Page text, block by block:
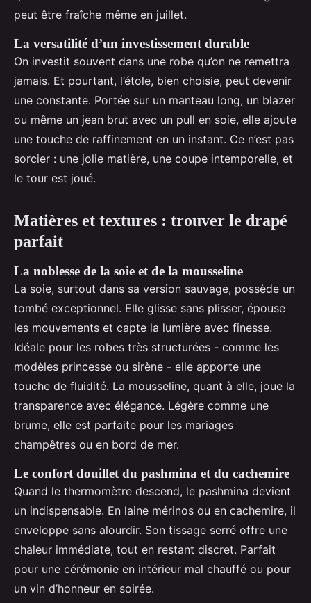
peut être fraîche même en juillet.
La versatilité d’un investissement durable
On investit souvent dans une robe qu’on ne remettra
jamais. Et pourtant, l’étole, bien choisie, peut devenir
une constante. Portée sur un manteau long, un blazer
ou même un jean brut avec un pull en soie, elle ajoute
une touche de raffinement en un instant. Ce n’est pas
sorcier : une jolie matière, une coupe intemporelle, et
le tour est joué.
Matières et textures : trouver le drapé
parfait
La noblesse de la soie et de la mousseline
La soie, surtout dans sa version sauvage, possède un
tombé exceptionnel. Elle glisse sans plisser, épouse
les mouvements et capte la lumière avec finesse.
Idéale pour les robes très structurées - comme les
modèles princesse ou sirène - elle apporte une
touche de fluidité. La mousseline, quant à elle, joue la
transparence avec élégance. Légère comme une
brume, elle est parfaite pour les mariages
champêtres ou en bord de mer.
Le confort douillet du pashmina et du cachemire
Quand le thermomètre descend, le pashmina devient
un indispensable. En laine mérinos ou en cachemire, il
enveloppe sans alourdir. Son tissage serré offre une
chaleur immédiate, tout en restant discret. Parfait
pour une cérémonie en intérieur mal chauffé ou pour
un vin d’honneur en soirée.